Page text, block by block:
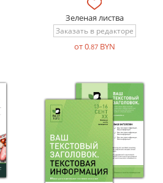
Зеленая листва
Заказать в редакторе
от 0.87BYN